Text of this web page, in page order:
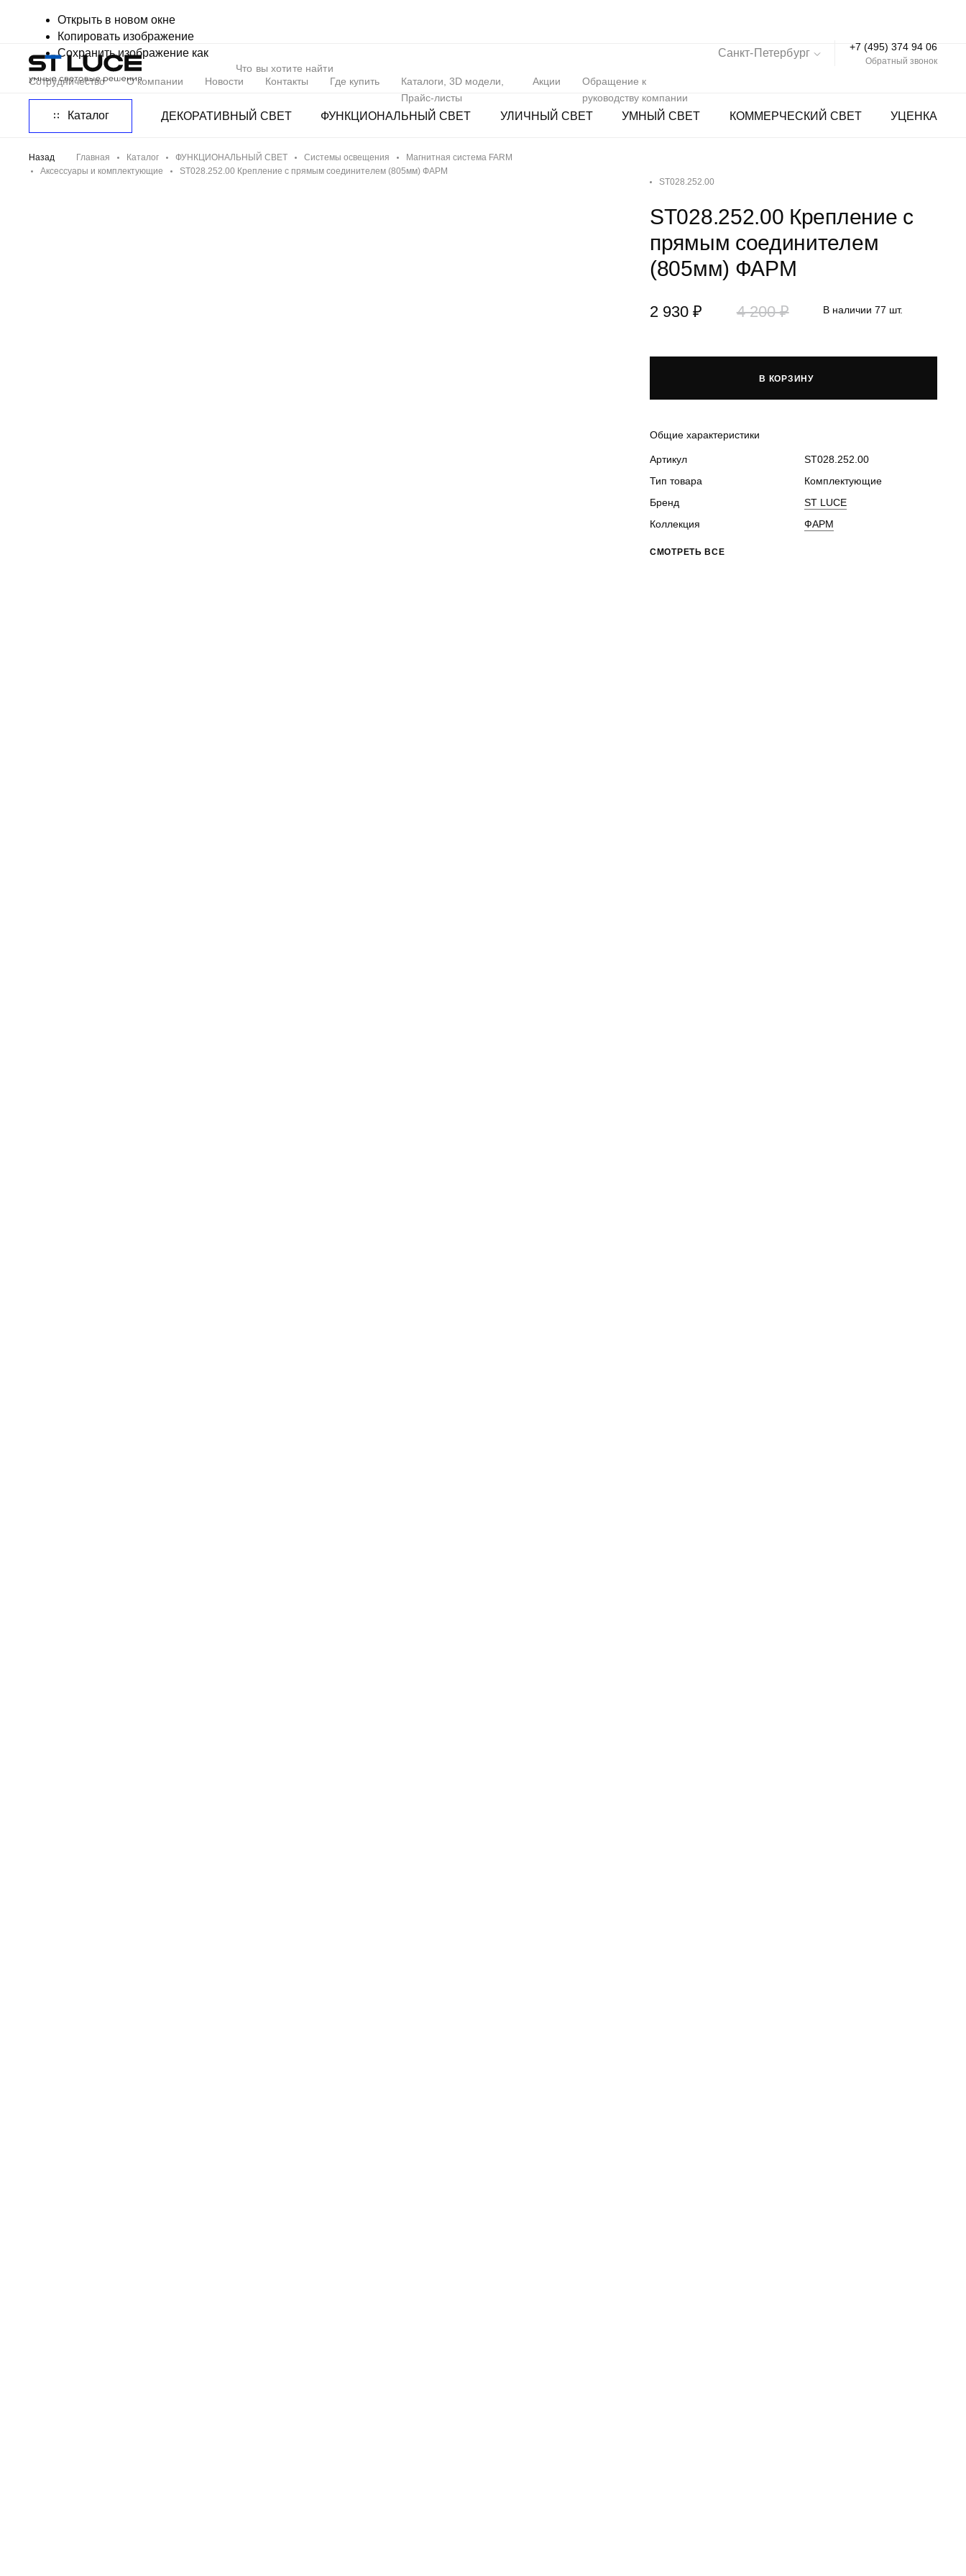
Открыть в новом окне
Копировать изображение
Сохранить изображение как
Сотрудничество О компании Новости Контакты Где купить
Каталоги, 3D модели,
Прайс-листы
Акции
Обращение к
руководству компании
Санкт-Петербург
+7 (495) 374 94 06
Обратный звонок
Каталог ДЕКОРАТИВНЫЙ СВЕТ ФУНКЦИОНАЛЬНЫЙ СВЕТ УЛИЧНЫЙ СВЕТ УМНЫЙ СВЕТ КОММЕРЧЕСКИЙ СВЕТ УЦЕНКА
Назад Главная Каталог ФУНКЦИОНАЛЬНЫЙ СВЕТ Системы освещения
Магнитная система FARM
Аксессуары и комплектующие
ST028.252.00 Крепление с прямым соединителем (805мм) ФАРМ
ST028.252.00
ST028.252.00 Крепление с
прямым соединителем
(805мм) ФАРМ
2 930 ₽ 4 200 ₽ В наличии 77 шт.
В КОРЗИНУ
Общие характеристики
Артикул
ST028.252.00
Тип товара
Комплектующие
Бренд
ST LUCE
Коллекция
ФАРМ
СМОТРЕТЬ ВСЕ